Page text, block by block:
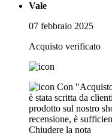
Vale
07 febbraio 2025
Acquisto verificato
Con
è stata scritta da
prodotto sul nostro
recensione, è
Chiudere la nota